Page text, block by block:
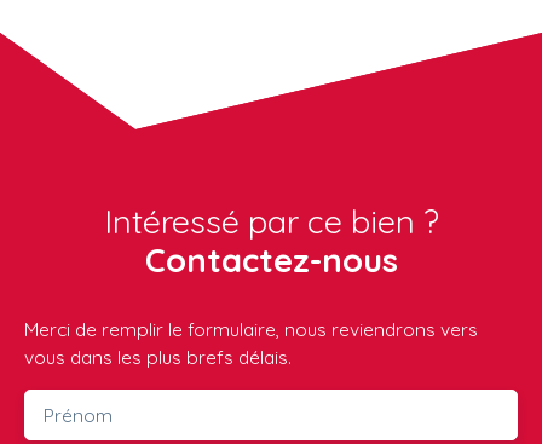
Intéressé par ce bien ?
Contactez-nous
Merci de remplir le formulaire, nous reviendrons vers
vous dans les plus brefs délais.
Prénom